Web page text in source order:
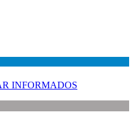
INFORMADOS